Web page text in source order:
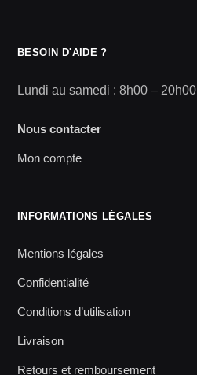
BESOIN D'AIDE ?
Lundi au samedi : 8h00 – 20h00
Nous contacter
Mon compte
INFORMATIONS LÉGALES
Mentions légales
Confidentialité
Conditions d’utilisation
Livraison
Retours et remboursement